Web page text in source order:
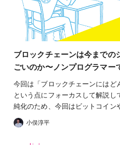
ブロックチェーンは今までの
ごいのか〜ノンプログラマ
今回は「ブロックチェーンにはど
という点にフォーカスして解説
純化のため、今回はビットコイ
小俣淳平